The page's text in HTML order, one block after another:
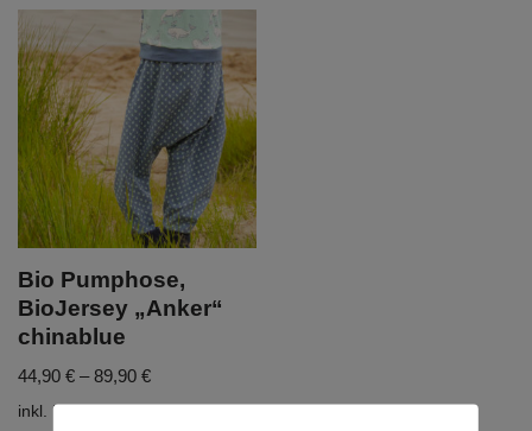
Bio Pumphose,
BioJersey „Anker“
chinablue
44,90 € –89,90 €
inkl. MwSt.